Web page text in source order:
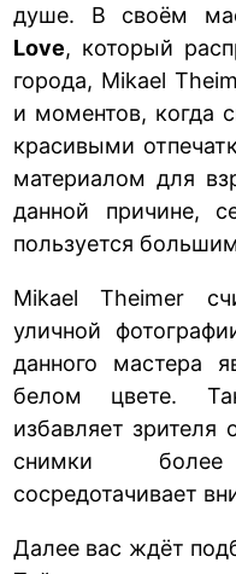
душе. В своём
Love, который
города, Mikael
и моментов, когда
красивыми
материалом для
данной причине,
пользуется
Mikael Theimer
уличной
данного мастера
белом цвете.
избавляет зрителя
снимки
сосредотачивает
Далее вас ждёт